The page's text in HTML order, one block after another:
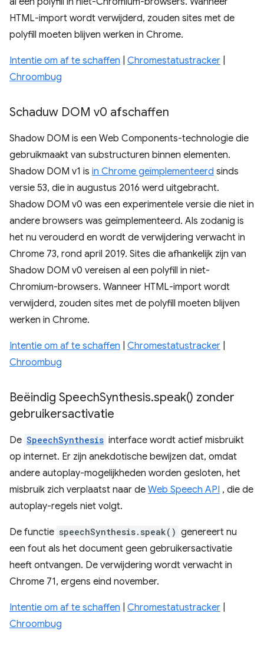
HTML-import wordt verwijderd, zouden sites met de
polyfill moeten blijven werken in Chrome.
Intentie om af te schaffen Chromestatustracker
Chroombug
Schaduw DOM v0 afschaffen
Shadow DOM is een Web Components-technologie die
gebruikmaakt van substructuren binnen elementen.
Shadow DOM v1 is in Chrome geïmplementeerd sinds
versie 53, die in augustus 2016 werd uitgebracht.
Shadow DOM v0 was een experimentele versie die niet in
andere browsers was geïmplementeerd. Als zodanig is
het nu verouderd en wordt de verwijdering verwacht in
Chrome 73, rond april 2019. Sites die afhankelijk zijn van
Shadow DOM v0 vereisen al een polyfill in niet-
Chromium-browsers. Wanneer HTML-import wordt
verwijderd, zouden sites met de polyfill moeten blijven
werken in Chrome.
Intentie om af te schaffen Chromestatustracker
Chroombug
Beëindig SpeechSynthesis.speak() zonder
gebruikersactivatie
De SpeechSynthesis interface wordt actief misbruikt
op internet. Er zijn anekdotische bewijzen dat, omdat
andere autoplay-mogelijkheden worden gesloten, het
misbruik zich verplaatst naar de Web Speech API , die de
autoplay-regels niet volgt.
De functie speechSynthesis.speak() genereert nu
een fout als het document geen gebruikersactivatie
heeft ontvangen. De verwijdering wordt verwacht in
Chrome 71, ergens eind november.
Intentie om af te schaffen Chromestatustracker
Chroombug